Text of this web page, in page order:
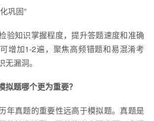
巩固”
验知识掌握程度，提升答题速度和准确
增加1-2遍，聚焦高频错题和易混淆考
漏洞。
拟题哪个更为重要？
年真题的重要性远高于模拟题。真题是